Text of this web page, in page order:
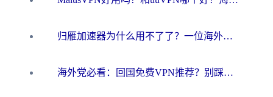
归雁加速器为什么用不了了？一位海外游子的真实困惑与技术解答
海外党必看：回国免费VPN推荐？别踩坑！教你选对加速器无缝刷国内资源